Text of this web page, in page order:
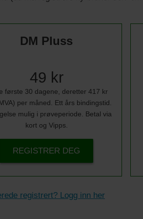
DM Pluss
49 kr
første 30 dagene, deretter 417 kr
per måned. Ett års bindingstid.
mulig i prøveperiode. Betal via
kort og Vipps.
REGISTRER DEG
registrert? Logg inn her